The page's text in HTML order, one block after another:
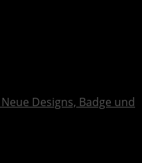
Designs, Badge und